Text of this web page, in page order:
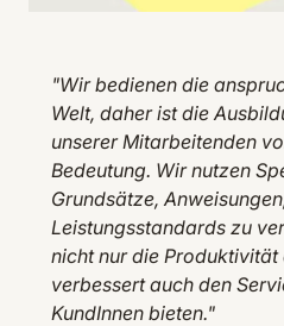
"Wir bedienen die
Welt, daher ist die
unserer Mitarbeitenden
Bedeutung. Wir nutzen
Grundsätze,
Leistungsstandards zu
nicht nur die Produktivität
verbessert auch den
KundInnen bieten."